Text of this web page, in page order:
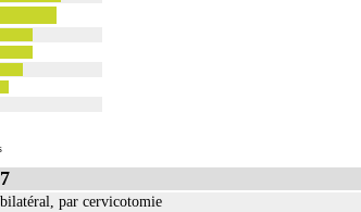
[organes de voisinage] quel qu'en soit le nombre
lymphatiques] satellites non différenciés par le préleveur
anatomopathologique de lésion cancéreuse de découverte
de découverte fortuite lors de l'examen anatomopathologique
non différenciés par le préleveur, partielle ou totale, pour
incluent l'évacuation de collection intraabdominale
de collection intraabdominale associée, la toilette péritonéale
par cervicotomie